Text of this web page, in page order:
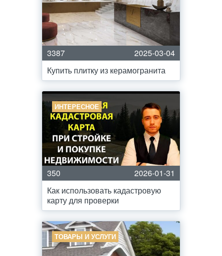
3387
2025-03-04
Купить плитку из керамогранита
ИНТЕРЕСНОЕ
350
2026-01-31
Как использовать кадастровую
карту для проверки
ТОВАРЫ И УСЛУГИ